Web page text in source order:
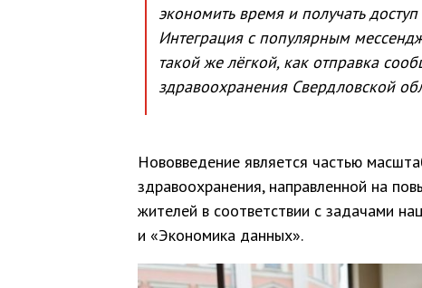
экономить время и получать
Интеграция с популярным
такой же лёгкой, как отправка
здравоохранения Свердловской
Нововведение является частью
здравоохранения, направленной на
жителей в соответствии с задачами
и «Экономика данных».